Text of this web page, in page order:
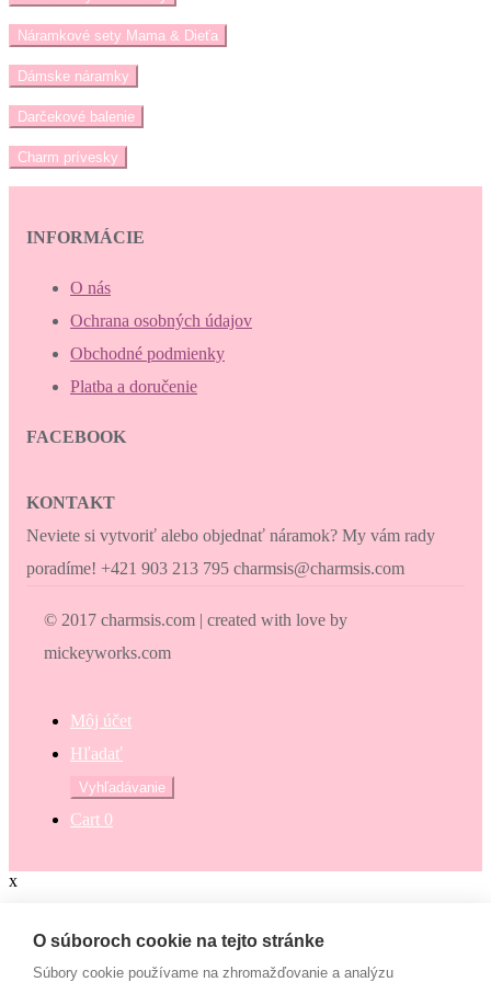
Náramkové sety Mama & Dieťa
Dámske náramky
Darčekové balenie
Charm prívesky
INFORMÁCIE
O nás
Ochrana osobných údajov
Obchodné podmienky
Platba a doručenie
FACEBOOK
KONTAKT
Neviete si vytvoriť alebo objednať náramok? My vám rady
poradíme! +421 903 213 795 charmsis@charmsis.com
© 2017 charmsis.com | created with love by
mickeyworks.com
Môj účet
Hľadať
Hľadať:
Vyhľadávanie
Cart 0
x
Zaokrúhli svoj nákup
O súboroch cookie na tejto stránke
Súbory cookie používame na zhromažďovanie a analýzu